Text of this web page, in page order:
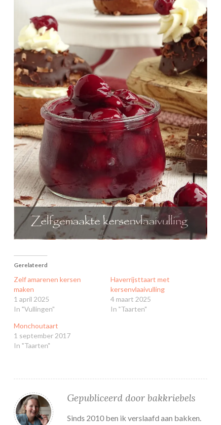
Gerelateerd
Zelf amarenen kersen
maken
1 april 2025
In "Vullingen"
Haverrijsttaart met
kersenvlaaivulling
4 maart 2025
In "Taarten"
Monchoutaart
1 september 2017
In "Taarten"
Gepubliceerd door bakkriebels
Sinds 2010 ben ik verslaafd aan bakken.